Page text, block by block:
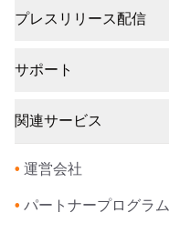
プレスリリース配信
サポート
関連サービス
• 運営会社
• パートナープログラム